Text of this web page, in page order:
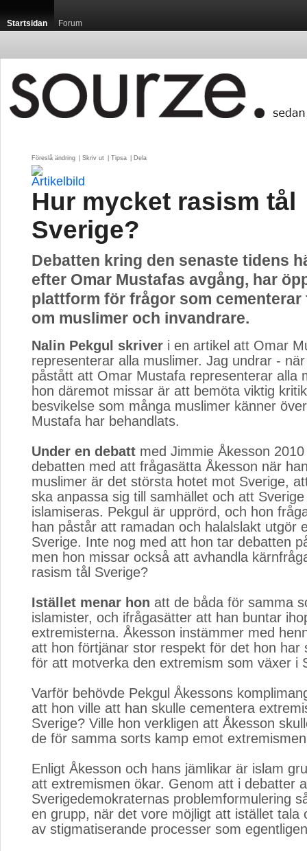
Startsidan Forum
Föreslå ändring Skriv ut Tipsa Dela
Hur mycket rasism tål
Sverige?
Debatten kring den senaste tidens
efter Omar Mustafas avgång, har
plattform för frågor som cementerar
om muslimer och invandrare.
Nalin Pekgul skriver i en artikel att Omar
representerar alla muslimer. Jag undrar -
påstått att Omar Mustafa representerar alla
hon däremot missar är att bemöta viktig
besvikelse som många muslimer känner
Mustafa har behandlats.
Under en debatt med Jimmie Åkesson
debatten med att frågasätta Åkesson när
muslimer är det största hotet mot Sverige,
ska anpassa sig till samhället och att
islamiseras. Pekgul är upprörd, och hon
han påstår att ramadan och halalslakt utgör
Sverige. Inte nog med att hon tar debatten
men hon missar också att avhandla
rasism tål Sverige?
Istället menar hon att de båda för samma
islamister, och ifrågasätter att han buntar
extremisterna. Åkesson instämmer med
att hon förtjänar stor respekt för det hon har
för att motverka den extremism som växer i
Varför behövde Pekgul Åkessons
att hon ville att han skulle cementera
Sverige? Ville hon verkligen att Åkesson
de för samma sorts kamp emot
Enligt Åkesson och hans jämlikar är islam
att extremismen ökar. Genom att i debatter
Sverigedemokraternas problemformulering
en grupp, när det vore möjligt att istället tala
av stigmatiserande processer som